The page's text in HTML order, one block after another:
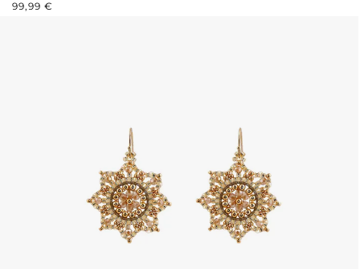
PREZZO NORMALE:
99,99 €